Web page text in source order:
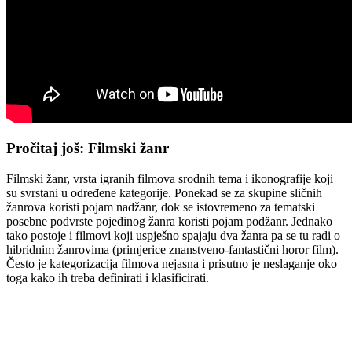
Pročitaj još: Filmski žanr
Filmski žanr, vrsta igranih filmova srodnih tema i ikonografije koji
su svrstani u određene kategorije. Ponekad se za skupine sličnih
žanrova koristi pojam nadžanr, dok se istovremeno za tematski
posebne podvrste pojedinog žanra koristi pojam podžanr. Jednako
tako postoje i filmovi koji uspješno spajaju dva žanra pa se tu radi o
hibridnim žanrovima (primjerice znanstveno-fantastični horor film).
Često je kategorizacija filmova nejasna i prisutno je neslaganje oko
toga kako ih treba definirati i klasificirati.